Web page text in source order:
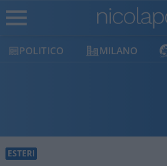
POLITICO MILANO
ESTERI